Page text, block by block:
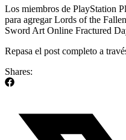
Los miembros de PlayStation
para agregar Lords of the
Sword Art Online Fractured
Repasa el post completo a
Shares: